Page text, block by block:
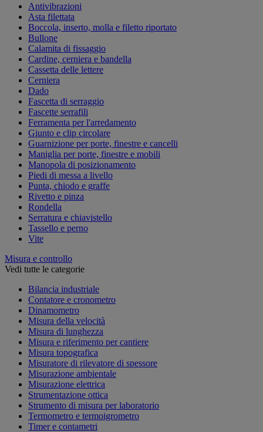
Antivibrazioni
Asta filettata
Boccola, inserto, molla e filetto riportato
Bullone
Calamita di fissaggio
Cardine, cerniera e bandella
Cassetta delle lettere
Cerniera
Dado
Fascetta di serraggio
Fascette serrafili
Ferramenta per l'arredamento
Giunto e clip circolare
Guarnizione per porte, finestre e cancelli
Maniglia per porte, finestre e mobili
Manopola di posizionamento
Piedi di messa a livello
Punta, chiodo e graffe
Rivetto e pinza
Rondella
Serratura e chiavistello
Tassello e perno
Vite
Misura e controllo
Vedi tutte le categorie
Bilancia industriale
Contatore e cronometro
Dinamometro
Misura della velocità
Misura di lunghezza
Misura e riferimento per cantiere
Misura topografica
Misuratore di rilevatore di spessore
Misurazione ambientale
Misurazione elettrica
Strumentazione ottica
Strumento di misura per laboratorio
Termometro e termoigrometro
Timer e contametri